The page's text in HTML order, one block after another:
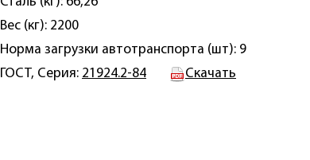
Вес (кг): 2200
Норма загрузки автотранспорта (шт): 9
ГОСТ, Серия: 21924.2-84 Скачать